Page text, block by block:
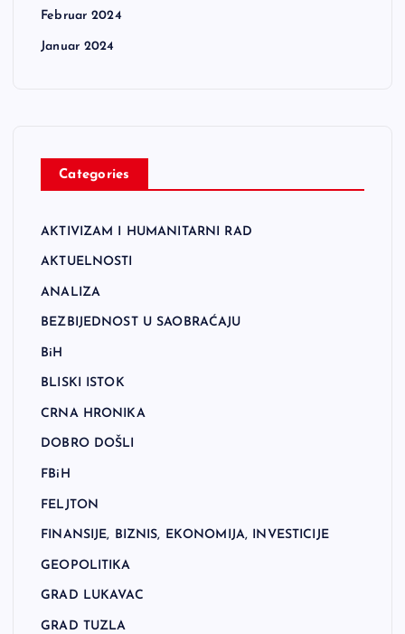
Februar 2024
Januar 2024
Categories
AKTIVIZAM I HUMANITARNI RAD
AKTUELNOSTI
ANALIZA
BEZBIJEDNOST U SAOBRAĆAJU
BiH
BLISKI ISTOK
CRNA HRONIKA
DOBRO DOŠLI
FBiH
FELJTON
FINANSIJE, BIZNIS, EKONOMIJA, INVESTICIJE
GEOPOLITIKA
GRAD LUKAVAC
GRAD TUZLA